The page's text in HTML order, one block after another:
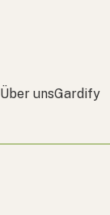
Über unsGardify